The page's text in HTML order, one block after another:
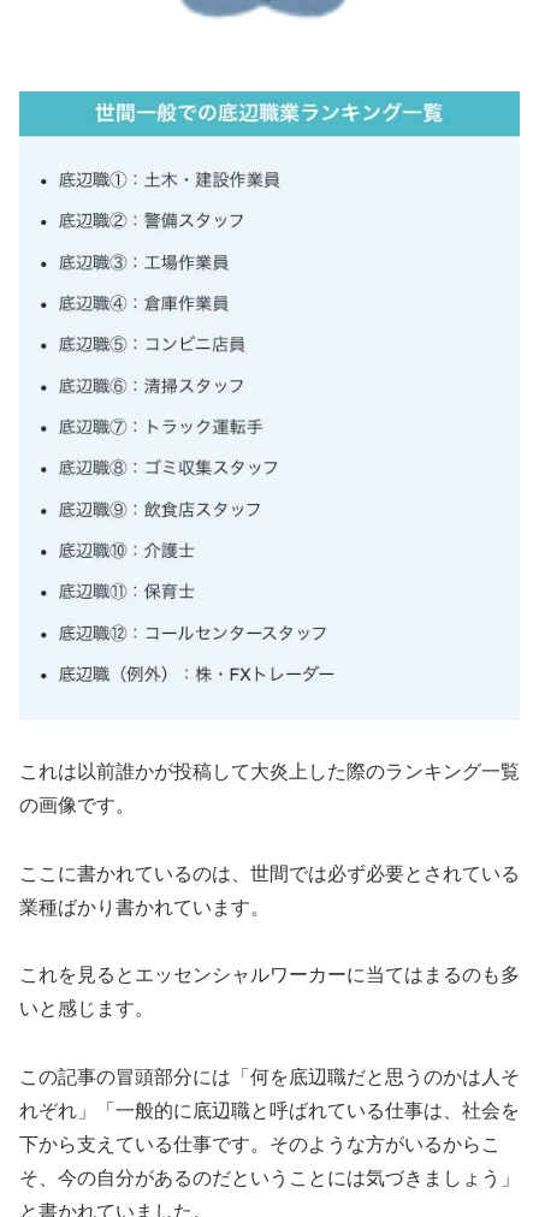
これは以前誰かが投稿して大炎上した際のランキング一覧
の画像です。
ここに書かれているのは、世間では必ず必要とされている
業種ばかり書かれています。
これを見るとエッセンシャルワーカーに当てはまるのも多
いと感じます。
この記事の冒頭部分には「何を底辺職だと思うのかは人そ
れぞれ」「一般的に底辺職と呼ばれている仕事は、社会を
下から支えている仕事です。そのような方がいるからこ
そ、今の自分があるのだということには気づきましょう」
と書かれていました。